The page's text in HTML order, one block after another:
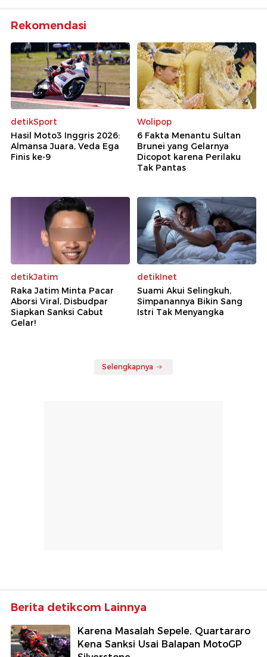
demi
Peran
dalam
Film
kembali
My
Stupid
Boss
2
Foto:
(dok.Falcon
Pictures)
Rekomendasi
detikSport
Hasil Moto3 Inggris 2026:
Almansa Juara, Veda Ega
Finis ke-9
Wolipop
6 Fakta Menantu Sultan
Brunei yang Gelarnya
Dicopot karena Perilaku
Tak Pantas
detikJatim
Raka Jatim Minta Pacar
Aborsi Viral, Disbudpar
Siapkan Sanksi Cabut
Gelar!
detikInet
Suami Akui Selingkuh,
Simpanannya Bikin Sang
Istri Tak Menyangka
Selengkapnya
Berita detikcom Lainnya
Karena Masalah Sepele, Quartararo
Kena Sanksi Usai Balapan MotoGP